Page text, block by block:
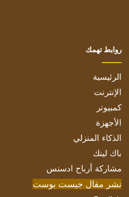
روابط تهمك
الرئيسية
الإنترنت
كمبيوتر
الأجهزة
الذكاء المنزلي
باك لينك
مشاركة أرباح ادسنس
نشر مقال جيست بوست